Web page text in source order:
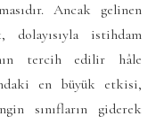
Ancak gelinen
istihdam
tercih edilir hâle
en büyük etkisi,
sınıfların giderek